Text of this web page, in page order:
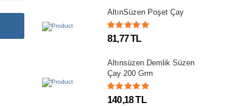
AltınSüzen Poşet Çay
81,77 TL
Altınsüzen Demlik Süzen
Çay 200 Grm
140,18 TL